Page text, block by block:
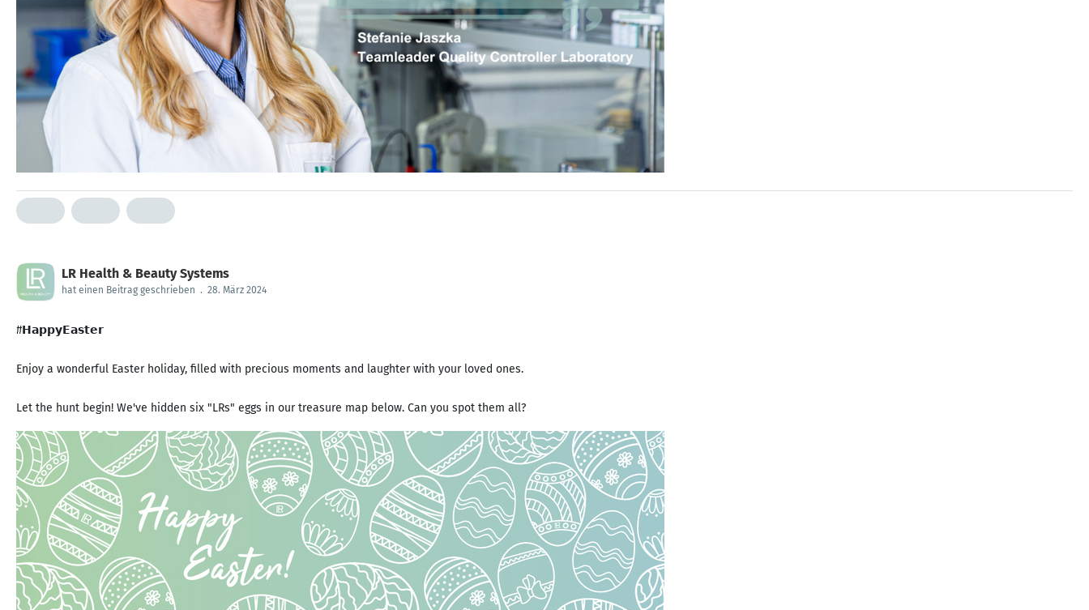
LR Health & Beauty Systems
hat einen Beitrag geschrieben . 28. März 2024
#𝗛𝗮𝗽𝗽𝘆𝗘𝗮𝘀𝘁𝗲𝗿
Enjoy a wonderful Easter holiday, filled with precious moments and laughter with your loved ones.
Let the hunt begin! We've hidden six "LRs" eggs in our treasure map below. Can you spot them all?